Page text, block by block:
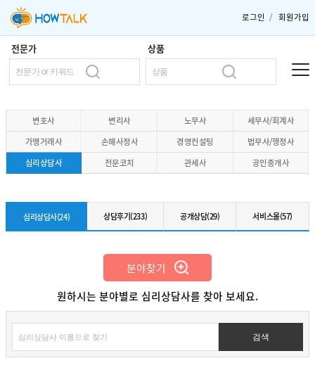
로그인 / 회원가입
전문가 상품
변호사 변리사 노무사
세무사/회계사
가맹거래사
손해사정사 경영컨설팅
법무사/행정사
심리상담사
전문코치 관세사 공인중개사
심리상담사(24) 상담후기(233) 공개상담(29) 서비스몰(57)
분야찾기
원하시는 분야별로 심리상담사를 찾아 보세요.
검색